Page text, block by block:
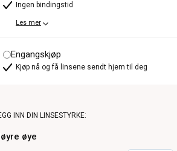
Ingen bindingstid
Les mer
Engangskjøp
Kjøp nå og få linsene sendt hjem til deg
INN DIN LINSESTYRKE:
øye